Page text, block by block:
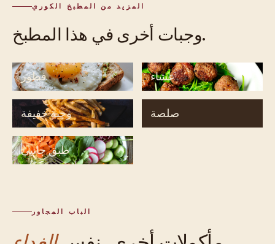
المزيد من المطبخ الكوري
وجبات أخرى في هذا المطبخ.
فطور عشاء
وجبة خفيفة صلصة
طبق جانبي
الباب المجاور